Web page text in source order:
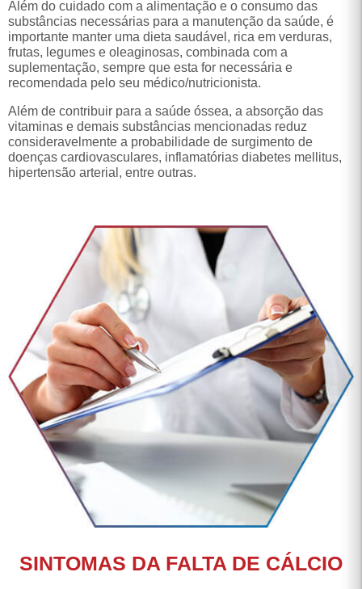
importante manter uma dieta saudável, rica em verduras,
frutas, legumes e oleaginosas, combinada com a
suplementação, sempre que esta for necessária e
recomendada pelo seu médico/nutricionista.
Além de contribuir para a saúde óssea, a absorção das
consideravelmente a probabilidade de surgimento de
doenças cardiovasculares, inflamatórias diabetes mellitus,
hipertensão arterial, entre outras.
SINTOMAS DA FALTA DE CÁLCIO
Como saber se o seu organismo está precisando de